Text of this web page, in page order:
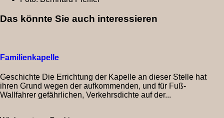
Das könnte Sie auch interessieren
Familienkapelle
Geschichte Die Errichtung der Kapelle an dieser Stelle hat
ihren Grund wegen der aufkommenden, und für Fuß-
Wallfahrer gefährlichen, Verkehrsdichte auf der...